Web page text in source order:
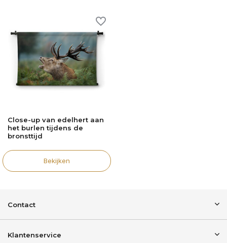
Close-up van edelhert aan
het burlen tijdens de
bronsttijd
Bekijken
Contact
Klantenservice